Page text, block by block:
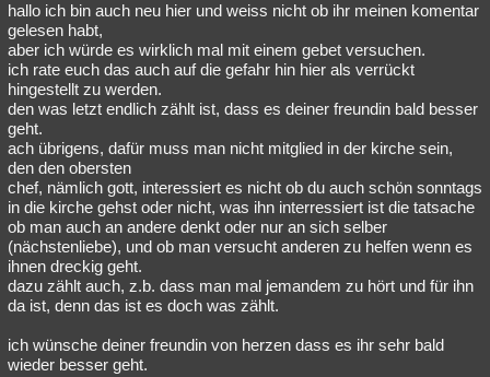
hallo ich bin auch neu hier und weiss nicht ob ihr meinen komentar
gelesen habt,
aber ich würde es wirklich mal mit einem gebet versuchen.
ich rate euch das auch auf die gefahr hin hier als verrückt
hingestellt zu werden.
den was letzt endlich zählt ist, dass es deiner freundin bald besser
geht.
ach übrigens, dafür muss man nicht mitglied in der kirche sein,
den den obersten
chef, nämlich gott, interessiert es nicht ob du auch schön sonntags
in die kirche gehst oder nicht, was ihn interressiert ist die tatsache
ob man auch an andere denkt oder nur an sich selber
(nächstenliebe), und ob man versucht anderen zu helfen wenn es
ihnen dreckig geht.
dazu zählt auch, z.b. dass man mal jemandem zu hört und für ihn
da ist, denn das ist es doch was zählt.
ich wünsche deiner freundin von herzen dass es ihr sehr bald
wieder besser geht.